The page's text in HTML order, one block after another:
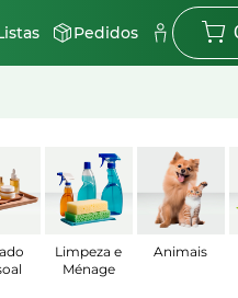
Pedidos
Limpeza e
Ménage
Animais